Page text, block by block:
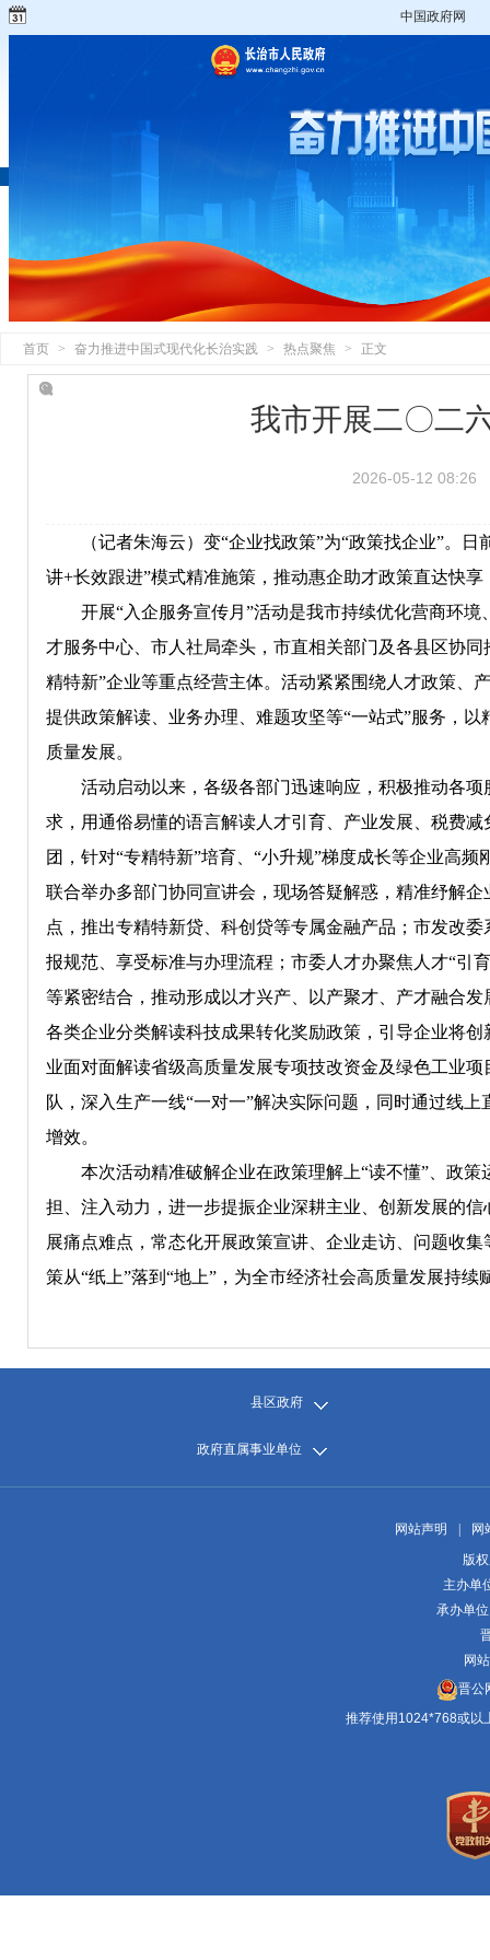
中国政府网
首页 > 奋力推进中国式现代化长治实践 > 热点聚焦 > 正文
我市开展二〇二
2026-05-12 08:26
（记者朱海云）变“企业找政策”为“政策找企业”。日
讲+长效跟进”模式精准施策，推动惠企助才政策直达快
开展“入企服务宣传月”活动是我市持续优化营商环境
才服务中心、市人社局牵头，市直相关部门及各县区协
精特新”企业等重点经营主体。活动紧紧围绕人才政策、
提供政策解读、业务办理、难题攻坚等“一站式”服务，
质量发展。
活动启动以来，各级各部门迅速响应，积极推动各项
求，用通俗易懂的语言解读人才引育、产业发展、税费
团，针对“专精特新”培育、“小升规”梯度成长等企业高
联合举办多部门协同宣讲会，现场答疑解惑，精准纾解
点，推出专精特新贷、科创贷等专属金融产品；市发改
报规范、享受标准与办理流程；市委人才办聚焦人才“引
等紧密结合，推动形成以才兴产、以产聚才、产才融合
各类企业分类解读科技成果转化奖励政策，引导企业将
业面对面解读省级高质量发展专项技改资金及绿色工业
队，深入生产一线“一对一”解决实际问题，同时通过线
增效。
本次活动精准破解企业在政策理解上“读不懂”、政策
担、注入动力，进一步提振企业深耕主业、创新发展的
展痛点难点，常态化开展政策宣讲、企业走访、问题收
策从“纸上”落到“地上”，为全市经济社会高质量发展持续
县区政府
政府直属事业单位
网站声明
网
版
主办单
承办单
网
晋公
推荐使用1024*768或以